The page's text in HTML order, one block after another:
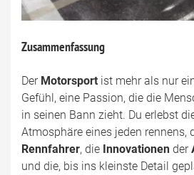
Zusammenfassung
Der Motorsport ist mehr als nur
Gefühl, eine Passion, die die
in seinen Bann zieht. Du erlebst
Atmosphäre eines jeden rennens,
Rennfahrer, die Innovationen der
und die, bis ins kleinste Detail